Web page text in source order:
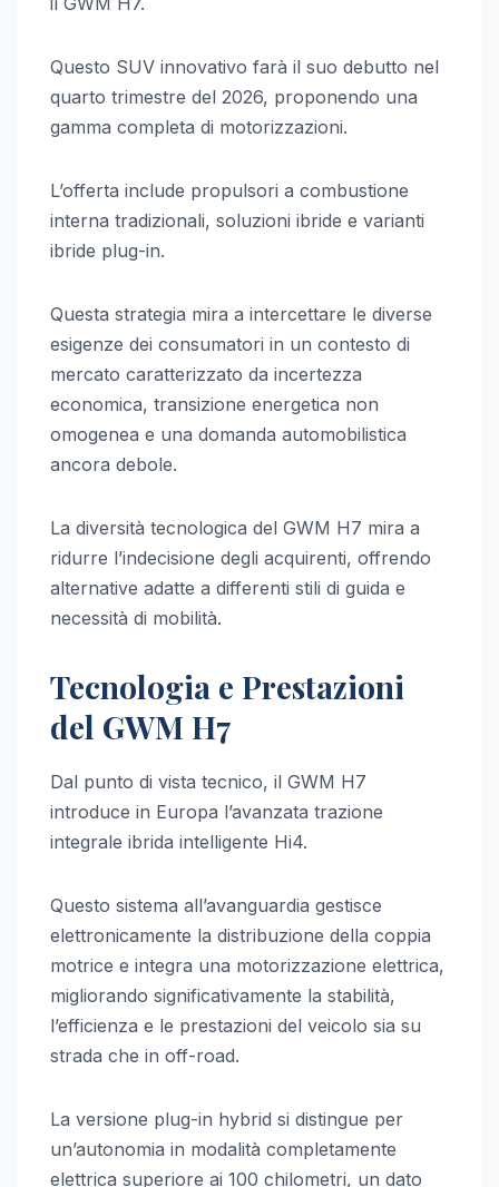
Questo SUV innovativo farà il suo debutto nel
quarto trimestre del 2026, proponendo una
gamma completa di motorizzazioni.
L’offerta include propulsori a combustione
interna tradizionali, soluzioni ibride e varianti
ibride plug-in.
Questa strategia mira a intercettare le diverse
esigenze dei consumatori in un contesto di
mercato caratterizzato da incertezza
economica, transizione energetica non
omogenea e una domanda automobilistica
ancora debole.
La diversità tecnologica del GWM H7 mira a
ridurre l’indecisione degli acquirenti, offrendo
alternative adatte a differenti stili di guida e
necessità di mobilità.
Tecnologia e Prestazioni
del GWM H7
Dal punto di vista tecnico, il GWM H7
introduce in Europa l’avanzata trazione
integrale ibrida intelligente Hi4.
Questo sistema all’avanguardia gestisce
elettronicamente la distribuzione della coppia
motrice e integra una motorizzazione elettrica,
migliorando significativamente la stabilità,
l’efficienza e le prestazioni del veicolo sia su
strada che in off-road.
La versione plug-in hybrid si distingue per
un’autonomia in modalità completamente
elettrica superiore ai 100 chilometri, un dato